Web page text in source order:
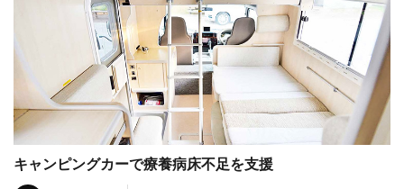
キャンピングカーで療養病床不足を支援